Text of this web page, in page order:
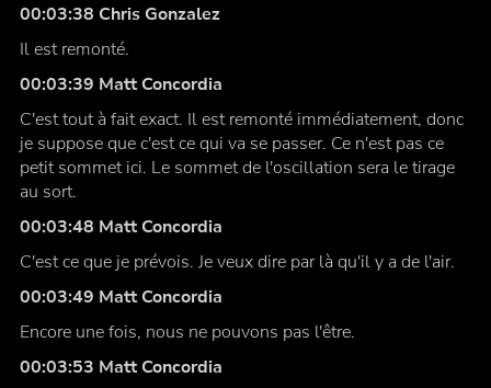
00:03:38 Chris Gonzalez
Il est remonté.
00:03:39 Matt Concordia
C'est tout à fait exact. Il est remonté immédiatement, donc
je suppose que c'est ce qui va se passer. Ce n'est pas ce
petit sommet ici. Le sommet de l'oscillation sera le tirage
au sort.
00:03:48 Matt Concordia
C'est ce que je prévois. Je veux dire par là qu'il y a de l'air.
00:03:49 Matt Concordia
Encore une fois, nous ne pouvons pas l'être.
00:03:53 Matt Concordia